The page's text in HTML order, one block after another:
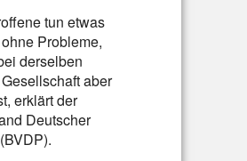
tun etwas
Probleme,
derselben
aber
erklärt der
Deutscher